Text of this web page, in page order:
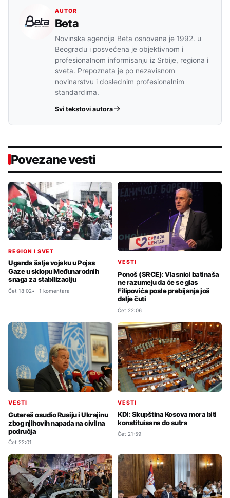
AUTOR
Beta
Novinska agencija Beta osnovana je 1992. u
Beogradu i posvećena je objektivnom i
profesionalnom informisanju iz Srbije, regiona i
sveta. Prepoznata je po nezavisnom
novinarstvu i doslednim profesionalnim
standardima.
Svi tekstovi autora
Povezane vesti
REGION I SVET
Uganda šalje vojsku u Pojas
Gaze u sklopu Međunarodnih
snaga za stabilizaciju
Čet 18:02 1 komentara
VESTI
Ponoš (SRCE): Vlasnici batinaša
ne razumeju da će se glas
Filipovića posle prebijanja još
dalje čuti
Čet 22:06
VESTI
Gutereš osudio Rusiju i Ukrajinu
zbog njihovih napada na civilna
područja
Čet 22:01
VESTI
KDI: Skupština Kosova mora biti
konstituisana do sutra
Čet 21:59